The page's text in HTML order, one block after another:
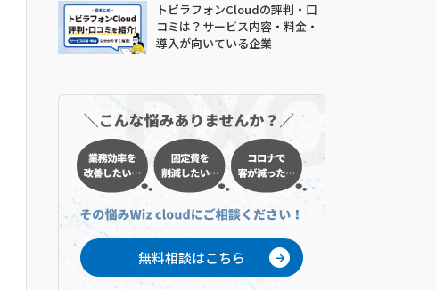
トビラフォンCloudの評判・口
コミは？サービス内容・料金・
導入が向いている企業
無料相談はこちら